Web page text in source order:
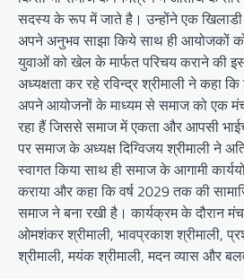
सदस्य के रूप में जाते है। उन्होंने एक
अपने अनुभव साझा किये साथ ही आयोजकों
युवाओं को खेल के मार्फत परिचय कराने की
अध्यक्षता कर रहे रविन्द्र श्रीमाली ने कहा
अपने आयोजनों के माध्यम से समाज को एक
रहा हैं जिससे समाज में एकता और आपसी
पर समाज के अध्यक्ष दिग्विजय श्रीमाली ने
स्वागत किया साथ ही समाज के आगामी
कराया और कहा कि वर्ष 2029 तक की
समाज ने बना रखी है। कार्यक्रम के दौरान
ओमशंकर श्रीमाली, भावप्रकाश श्रीमाली,
श्रीमाली, मयंक श्रीमाली, मदन व्यास और